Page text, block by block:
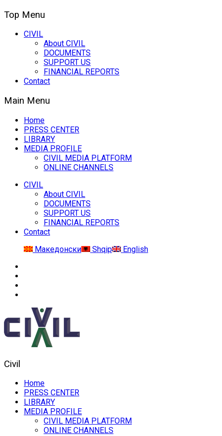
Top Menu
CIVIL
About CIVIL
DOCUMENTS
SUPPORT US
FINANCIAL REPORTS
Contact
Main Menu
Home
PRESS CENTER
LIBRARY
MEDIA PROFILE
CIVIL MEDIA PLATFORM
ONLINE CHANNELS
CIVIL
About CIVIL
DOCUMENTS
SUPPORT US
FINANCIAL REPORTS
Contact
Македонски
Shqip English
Civil
Home
PRESS CENTER
LIBRARY
MEDIA PROFILE
CIVIL MEDIA PLATFORM
ONLINE CHANNELS